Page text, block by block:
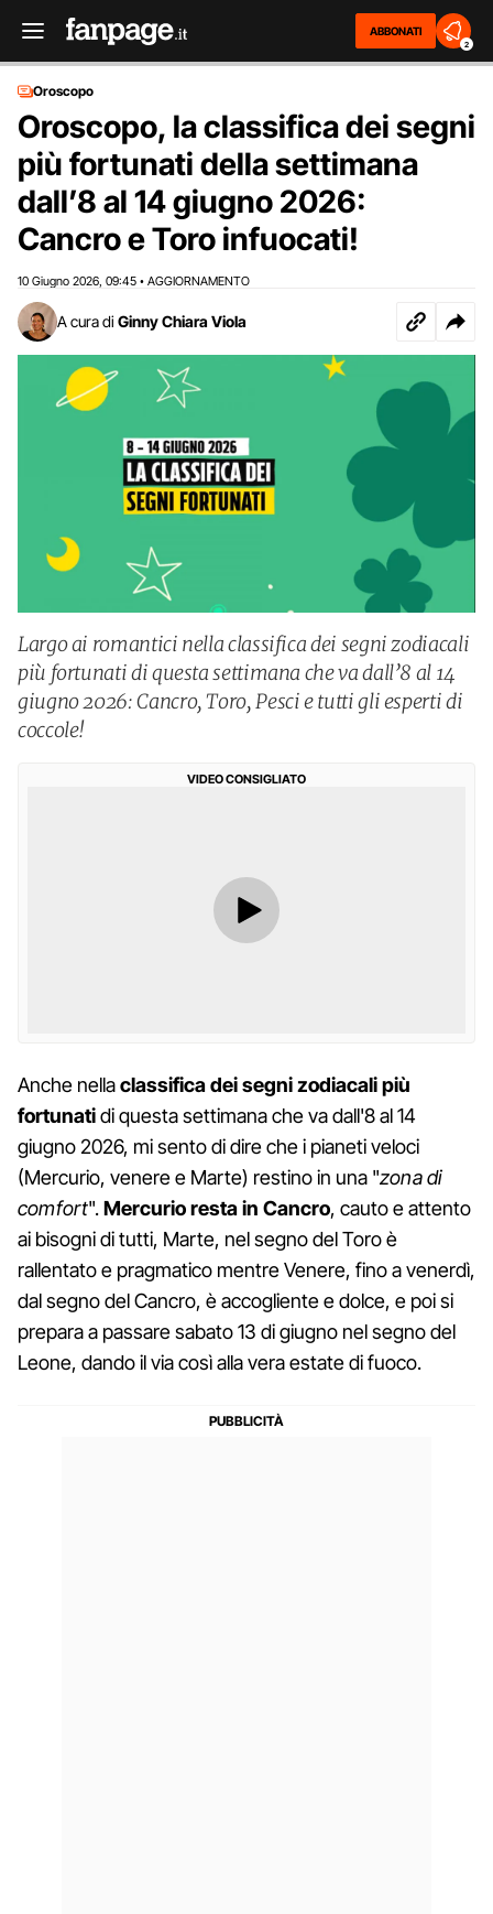
ABBONATI
2
Oroscopo
Oroscopo, la classifica dei segni
più fortunati della settimana
dall’8 al 14 giugno 2026:
Cancro e Toro infuocati!
10 Giugno 2026 09:45 • AGGIORNAMENTO
A cura di Ginny Chiara Viola
Largo ai romantici nella classifica dei segni zodiacali
più fortunati di questa settimana che va dall’8 al 14
giugno 2026: Cancro, Toro, Pesci e tutti gli esperti di
coccole!
VIDEO CONSIGLIATO
Anche nellaclassifica dei segni zodiacali più
fortunatidi questa settimana che va dall'8 al 14
giugno 2026, mi sento di dire che i pianeti veloci
(Mercurio, venere e Marte) restino in una "zona di
comfort".Mercurio resta in Cancro, cauto e attento
ai bisogni di tutti, Marte, nel segno del Toro è
rallentato e pragmatico mentre Venere, fino a venerdì,
dal segno del Cancro, è accogliente e dolce, e poi si
prepara a passare sabato 13 di giugno nel segno del
Leone, dando il via così alla vera estate di fuoco.